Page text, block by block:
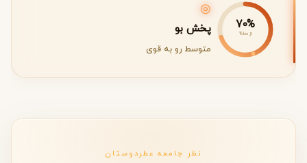
70%
از 100%
◎
پخش بو
متوسط رو به قوی
نظر جامعه عطردوستان